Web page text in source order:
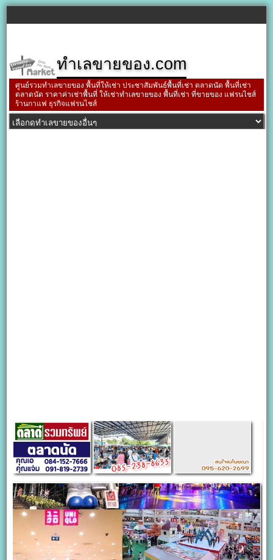
ทำเลขายของ.com
ศูนย์รวมทำเลขายของ พื้นที่ให้เช่า ประชาสัมพันธ์พื้นที่เช่า ตลาดนัด พื้นที่เช่า
ตลาดนัด ราคาค่าเช่าพื้นที่ ให้เช่าทำเลขายของ พื้นที่เช่า ที่ขายของ แฟรนไชส์
ร้านกาแฟ ธุรกิจแฟรนไชส์